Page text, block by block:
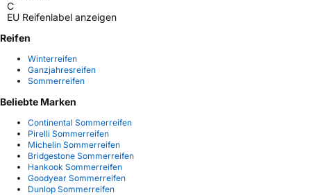
C
EU Reifenlabel anzeigen
Reifen
Winterreifen
Ganzjahresreifen
Sommerreifen
Beliebte Marken
Continental Sommerreifen
Pirelli Sommerreifen
Michelin Sommerreifen
Bridgestone Sommerreifen
Hankook Sommerreifen
Goodyear Sommerreifen
Dunlop Sommerreifen